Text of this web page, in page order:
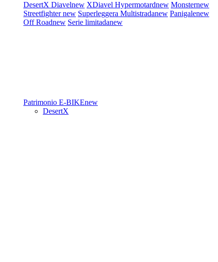
DesertX Diavelnew XDiavel Hypermotardnew Monsternew
Streetfighternew Superleggera Multistradanew Panigalenew
Off Roadnew Serie limitadanew
Patrimonio E-BIKEnew
DesertX